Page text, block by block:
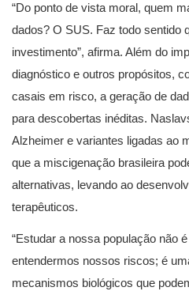
“Do ponto de vista moral, quem
dados? O SUS. Faz todo sentido
investimento”, afirma. Além do
diagnóstico e outros propósitos,
casais em risco, a geração de
para descobertas inéditas.
Alzheimer e variantes ligadas ao
que a miscigenação brasileira
alternativas, levando ao
terapêuticos.
“Estudar a nossa população não
entendermos nossos riscos; é
mecanismos biológicos que